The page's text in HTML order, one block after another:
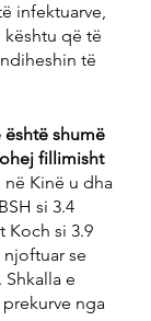
infektuarve,
që të
të
është shumë
fillimisht
në Kinë u dha
si 3.4
Koch si 3.9
njoftuar se
e
nga